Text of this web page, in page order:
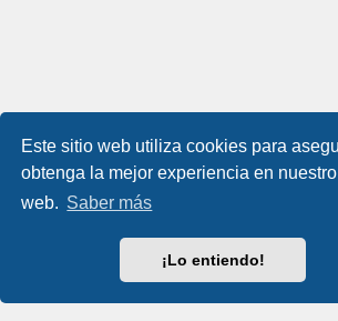
Este sitio web utiliza cookies para
obtenga la mejor experiencia en
web. Saber más
¡Lo entiendo!